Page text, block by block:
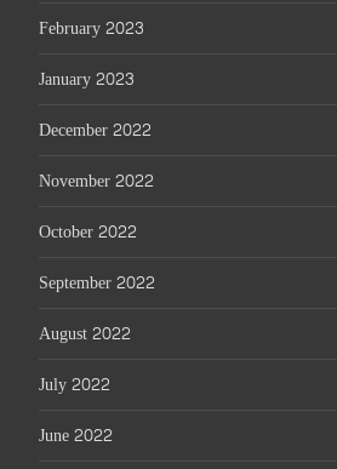
February 2023
January 2023
December 2022
November 2022
October 2022
September 2022
August 2022
July 2022
June 2022